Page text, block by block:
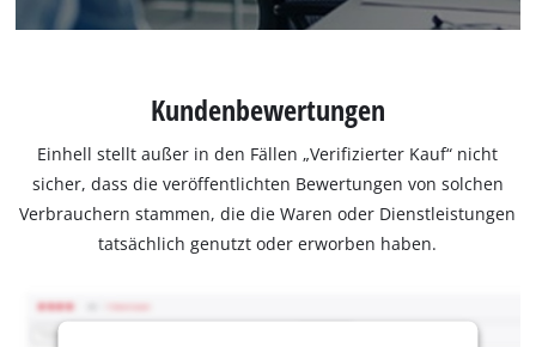
Kundenbewertungen
Einhell stellt außer in den Fällen „Verifizierter Kauf“ nicht
sicher, dass die veröffentlichten Bewertungen von solchen
Verbrauchern stammen, die die Waren oder Dienstleistungen
tatsächlich genutzt oder erworben haben.